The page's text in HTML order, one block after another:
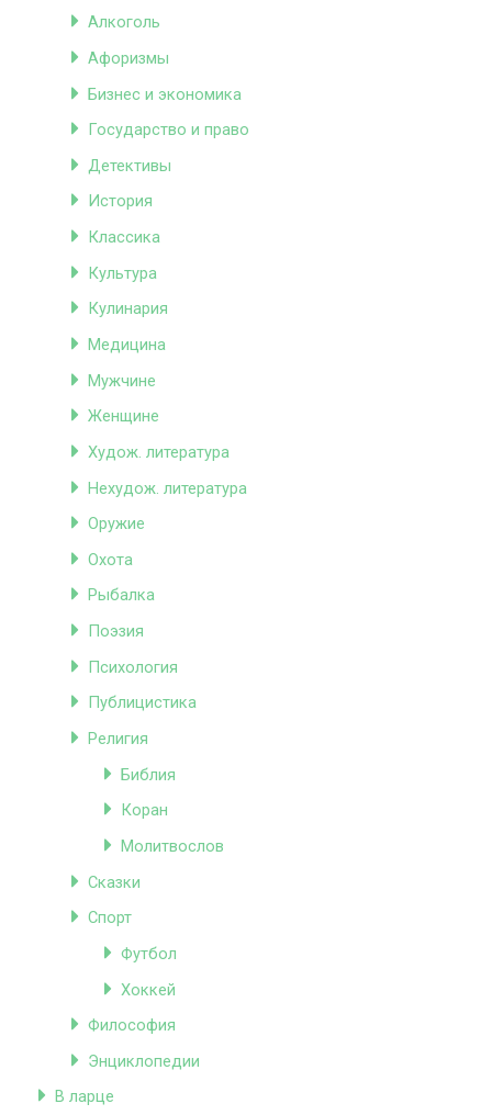
Алкоголь
Афоризмы
Бизнес и экономика
Государство и право
Детективы
История
Классика
Культура
Кулинария
Медицина
Мужчине
Женщине
Худож. литература
Нехудож. литература
Оружие
Охота
Рыбалка
Поэзия
Психология
Публицистика
Религия
Библия
Коран
Молитвослов
Сказки
Спорт
Футбол
Хоккей
Философия
Энциклопедии
В ларце